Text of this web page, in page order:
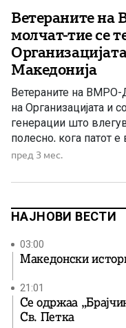
Ветераните
молчат-тие се
Македонија
Ветераните на
на Организацијата и
генерации што
полесно, кога патот
изгледаат достижни.
деведесеттите
пред 3 мес.
НАЈНОВИ ВЕСТИ
03:00
Македонски
21:01
Се одржаа
Св. Петка